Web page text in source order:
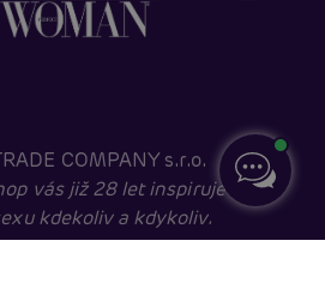
COMPANY s.r.o.
vás již 28 let inspiruje k
kdekoliv a kdykoliv.